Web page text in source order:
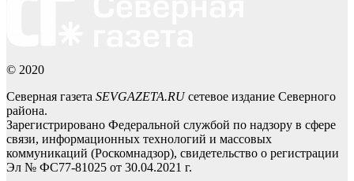
© 2020
Северная газета SEVGAZETA.RUсетевое издание Северного
района.
Зарегистрировано Федеральной службой по надзору в сфере
связи, информационных технологий и массовых
коммуникаций (Роскомнадзор), свидетельство о регистрации
Эл № ФС77-81025 от 30.04.2021 г.